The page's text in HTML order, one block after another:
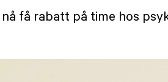
få rabatt på time hos